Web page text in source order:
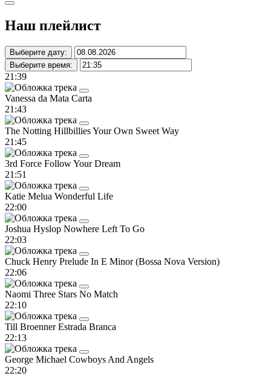
Наш плейлист
Выберите дату:
Выберите время:
21:39
Vanessa da Mata Carta
21:43
The Notting HillbilliesYour Own Sweet Way
21:45
3rd Force Follow Your Dream
21:51
Katie Melua Wonderful Life
22:00
Joshua Hyslop Nowhere Left To Go
22:03
Chuck Henry Prelude In E Minor (Bossa Nova Version)
22:06
Naomi Three Stars No Match
22:10
Till BroennerEstrada Branca
22:13
George Michael Cowboys And Angels
22:20